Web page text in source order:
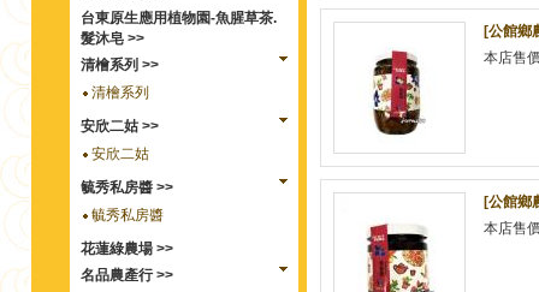
台東原生應用植物園-魚腥草茶.
髮沐皂 >>
清檜系列 >>
清檜系列
安欣二姑 >>
安欣二姑
毓秀私房醬 >>
毓秀私房醬
花蓮綠農場 >>
名品農產行 >>
[公館鄉
本店售
[公館鄉
本店售